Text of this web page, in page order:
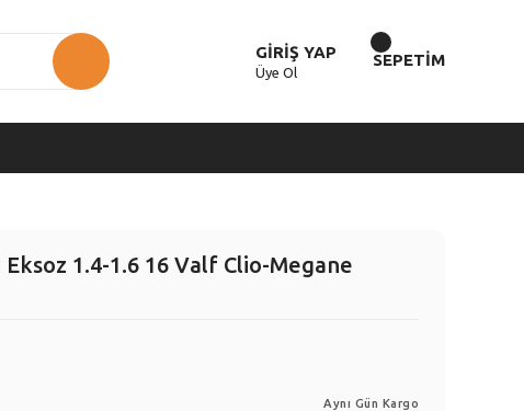
GİRİŞ YAP
Üye Ol
SEPETİM
1.4-1.6 16 Valf Clio-Megane
Aynı Gün Kargo